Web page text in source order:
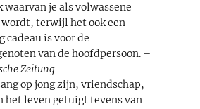
waarvan je als volwassene
terwijl het ook een
cadeau is voor de
van de hoofdpersoon. –
Zeitung
op jong zijn, vriendschap,
het leven getuigt tevens van